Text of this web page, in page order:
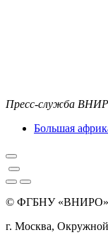
Пресс-служба
Большая
© ФГБНУ «ВНИРО»
г. Москва,